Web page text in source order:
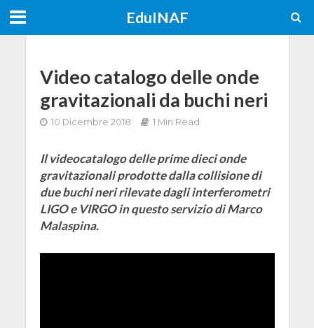
EduINAF
Video catalogo delle onde
gravitazionali da buchi neri
10 Dicembre 2018 1 Min Read
Il videocatalogo delle prime dieci onde
gravitazionali prodotte dalla collisione di
due buchi neri rilevate dagli interferometri
LIGO e VIRGO in questo servizio di Marco
Malaspina.